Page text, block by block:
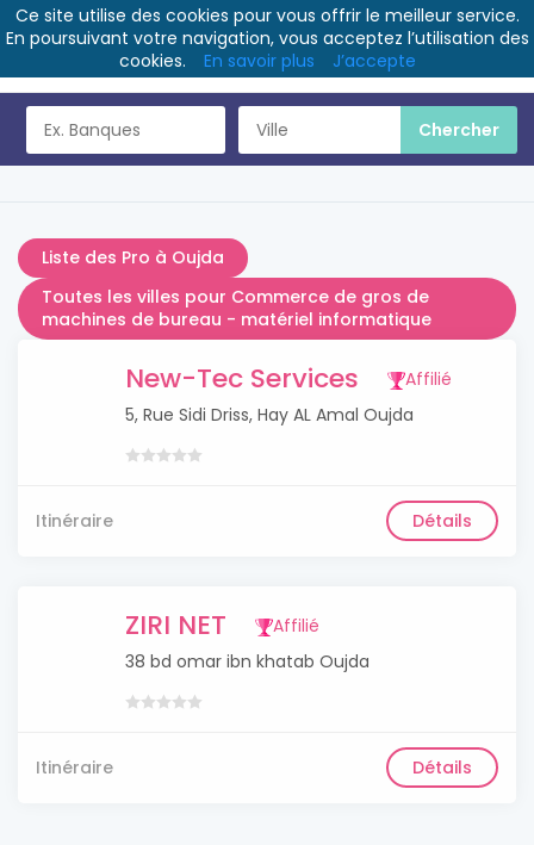
Liste des Pro à Oujda
Toutes les villes pour Commerce de gros de
machines de bureau - matériel informatique
New-Tec Services
Affilié
5, Rue Sidi Driss, Hay AL Amal Oujda
Itinéraire Détails
ZIRI NET
Affilié
38 bd omar ibn khatab Oujda
Itinéraire Détails
Ce site utilise des cookies pour vous offrir le meilleur service.
En poursuivant votre navigation, vous acceptez l’utilisation des
cookies.
En savoir plus J’accepte